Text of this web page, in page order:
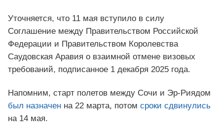
Уточняется, что 11 мая вступило в силу
Соглашение между Правительством Российской
Федерации и Правительством Королевства
Саудовская Аравия о взаимной отмене визовых
требований, подписанное 1 декабря 2025 года.
Напомним, старт полетов между Сочи и Эр-Риядом
был назначен на 22 марта, потом сроки сдвинулись
на 14 мая.